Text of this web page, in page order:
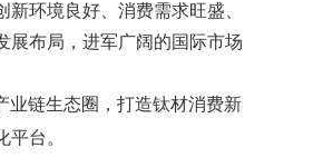
环境良好、消费需求旺盛、
展布局，进军广阔的国际市场
业链生态圈，打造钛材消费新
台。